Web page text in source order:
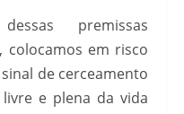
premissas
colocamos em risco
de cerceamento
e plena da vida